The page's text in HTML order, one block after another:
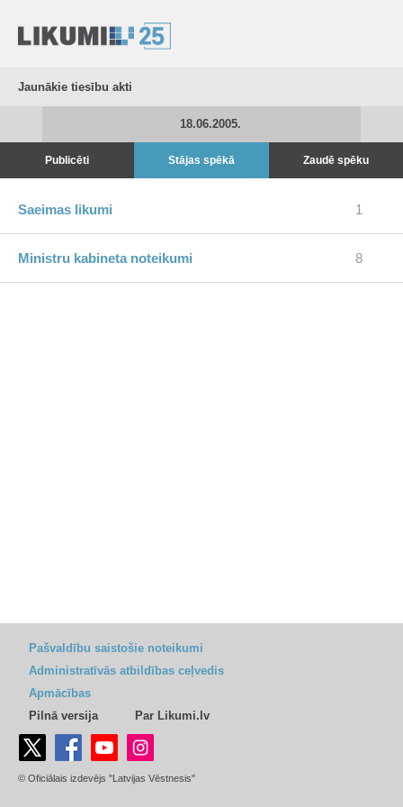
Jaunākie tiesību akti
18.06.2005.
Publicēti Stājas spēkā Zaudē spēku
Saeimas likumi 1
Ministru kabineta noteikumi 8
Pašvaldību saistošie noteikumi
Administratīvās atbildības ceļvedis
Apmācības
Pilnā versija
Par Likumi.lv
© Oficiālais izdevējs "Latvijas Vēstnesis"